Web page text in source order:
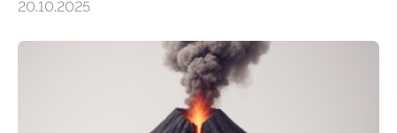
Sedimenten zu finden sind. Nun ist es einem
Domänen auf einem dieser „Riesenmagnetfossilien” mit
einer raffinierten Methode an der Diamond-
Röntgenquelle zu kartieren. Ihre Analyse zeigt, dass
diese Partikel es den Organismen ermöglicht haben
20.10.2025